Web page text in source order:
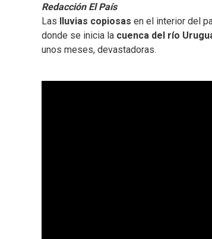
Redacción El País
Las
lluvias copiosas en el interior del
donde se inicia la cuenca del río
unos meses, devastadoras.